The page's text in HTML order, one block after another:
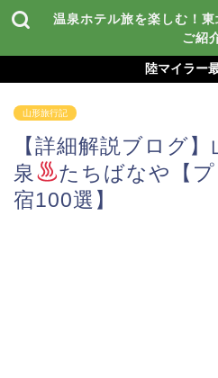
温泉ホテル旅を楽しむ！
ご紹
陸マイラー
山形旅行記
【詳細解説ブログ
泉
たちばなや【
宿100選】